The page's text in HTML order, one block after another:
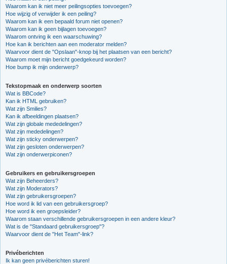
Waarom kan ik niet meer peilingsopties toevoegen?
Hoe wijzig of verwijder ik een peiling?
Waarom kan ik een bepaald forum niet openen?
Waarom kan ik geen bijlagen toevoegen?
Waarom ontving ik een waarschuwing?
Hoe kan ik berichten aan een moderator melden?
Waarvoor dient de "Opslaan"-knop bij het plaatsen van een bericht?
Waarom moet mijn bericht goedgekeurd worden?
Hoe bump ik mijn onderwerp?
Tekstopmaak en onderwerp soorten
Wat is BBCode?
Kan ik HTML gebruiken?
Wat zijn Smilies?
Kan ik afbeeldingen plaatsen?
Wat zijn globale mededelingen?
Wat zijn mededelingen?
Wat zijn sticky onderwerpen?
Wat zijn gesloten onderwerpen?
Wat zijn onderwerpiconen?
Gebruikers en gebruikersgroepen
Wat zijn Beheerders?
Wat zijn Moderators?
Wat zijn gebruikersgroepen?
Hoe word ik lid van een gebruikersgroep?
Hoe word ik een groepsleider?
Waarom staan verschillende gebruikersgroepen in een andere kleur?
Wat is de "Standaard gebruikersgroep"?
Waarvoor dient de "Het Team"-link?
Privéberichten
Ik kan geen privéberichten sturen!